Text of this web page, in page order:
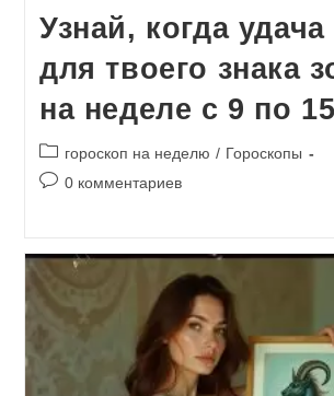
Узнай, когда
для твоего знака
на неделе с 9 по
Рубрика
записи:
гороскоп на неделю / Гороскопы
Комментарии
0 комментариев